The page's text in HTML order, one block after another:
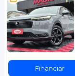
Financiar